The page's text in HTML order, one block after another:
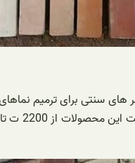
باشد که آجر های سنتی برای